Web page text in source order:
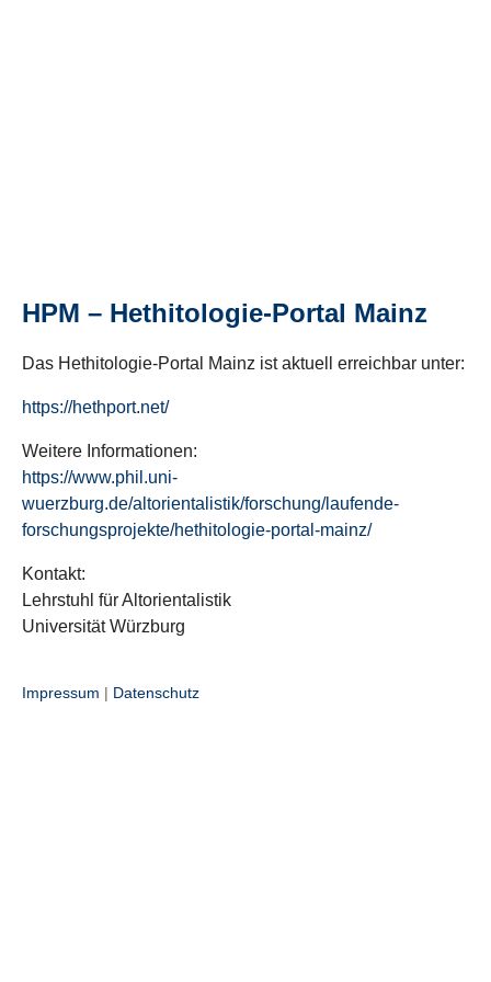
HPM – Hethitologie-Portal Mainz
Das Hethitologie-Portal Mainz ist aktuell erreichbar unter:
https://hethport.net/
Weitere Informationen:
https://www.phil.uni-
wuerzburg.de/altorientalistik/forschung/laufende-
forschungsprojekte/hethitologie-portal-mainz/
Kontakt:
Lehrstuhl für Altorientalistik
Universität Würzburg
Impressum | Datenschutz